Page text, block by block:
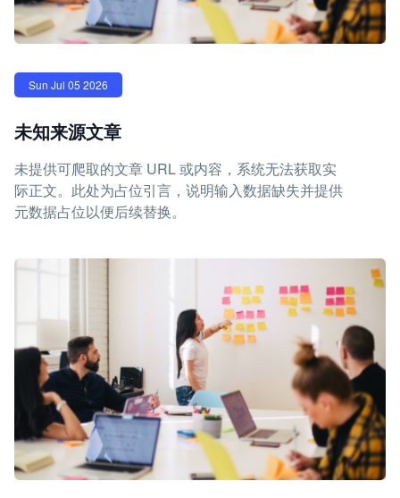
Sun Jul 05 2026
未知来源文章
未提供可爬取的文章 URL 或内容，系统无法获取实
际正文。此处为占位引言，说明输入数据缺失并提供
元数据占位以便后续替换。